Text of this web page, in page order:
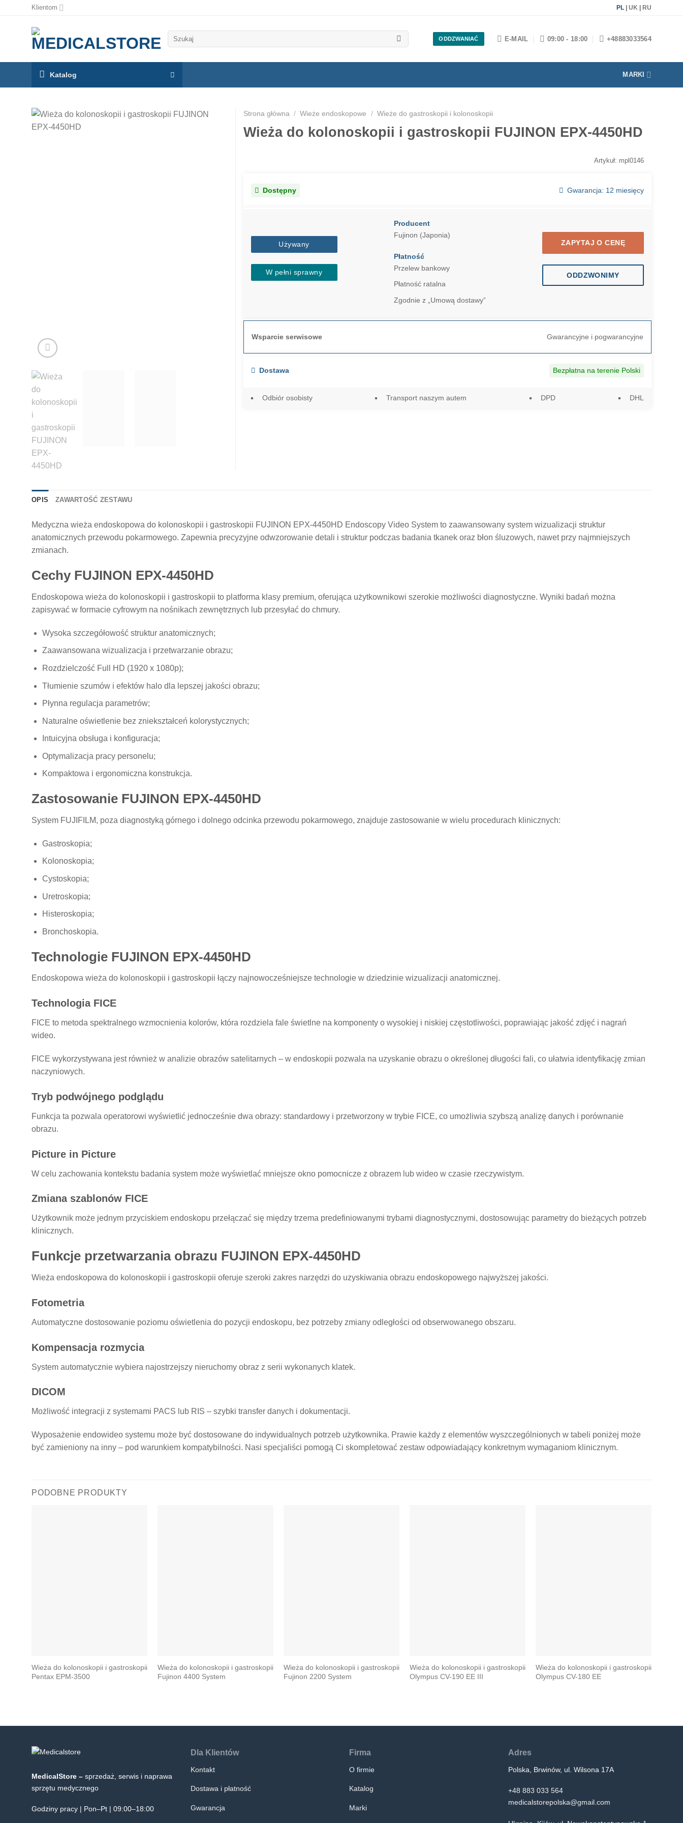
Klientom PL | UK | RU
Szukaj:
ODDZWANIAĆ E-MAIL 09:00 - 18:00 +48883033564
Katalog MARKI
Strona główna / Wieże endoskopowe / Wieże do gastroskopii i kolonoskopii
Wieża do kolonoskopii i gastroskopii FUJINON EPX-4450HD
Artykuł: mpl0146
Dostępny Gwarancja: 12 miesięcy
Używany
W pełni sprawny
Producent
Fujinon (Japonia)
Płatność
Przelew bankowy
Płatność ratalna
Zgodnie z „Umową dostawy”
ZAPYTAJ O CENĘ
ODDZWONIMY
Wsparcie serwisowe Gwarancyjne i pogwarancyjne
Dostawa Bezpłatna na terenie Polski
Odbiór osobisty Transport naszym autem DPD DHL
OPIS ZAWARTOŚĆ ZESTAWU
Medyczna wieża endoskopowa do kolonoskopii i gastroskopii FUJINON EPX-4450HD Endoscopy Video System to zaawansowany system wizualizacji struktur
anatomicznych przewodu pokarmowego. Zapewnia precyzyjne odwzorowanie detali i struktur podczas badania tkanek oraz błon śluzowych, nawet przy najmniejszych
zmianach.
Cechy FUJINON EPX-4450HD
Endoskopowa wieża do kolonoskopii i gastroskopii to platforma klasy premium, oferująca użytkownikowi szerokie możliwości diagnostyczne. Wyniki badań można
zapisywać w formacie cyfrowym na nośnikach zewnętrznych lub przesyłać do chmury.
Wysoka szczegółowość struktur anatomicznych;
Zaawansowana wizualizacja i przetwarzanie obrazu;
Rozdzielczość Full HD (1920 x 1080p);
Tłumienie szumów i efektów halo dla lepszej jakości obrazu;
Płynna regulacja parametrów;
Naturalne oświetlenie bez zniekształceń kolorystycznych;
Intuicyjna obsługa i konfiguracja;
Optymalizacja pracy personelu;
Kompaktowa i ergonomiczna konstrukcja.
Zastosowanie FUJINON EPX-4450HD
System FUJIFILM, poza diagnostyką górnego i dolnego odcinka przewodu pokarmowego, znajduje zastosowanie w wielu procedurach klinicznych:
Gastroskopia;
Kolonoskopia;
Cystoskopia;
Uretroskopia;
Histeroskopia;
Bronchoskopia.
Technologie FUJINON EPX-4450HD
Endoskopowa wieża do kolonoskopii i gastroskopii łączy najnowocześniejsze technologie w dziedzinie wizualizacji anatomicznej.
Technologia FICE
FICE to metoda spektralnego wzmocnienia kolorów, która rozdziela fale świetlne na komponenty o wysokiej i niskiej częstotliwości, poprawiając jakość zdjęć i nagrań
wideo.
FICE wykorzystywana jest również w analizie obrazów satelitarnych – w endoskopii pozwala na uzyskanie obrazu o określonej długości fali, co ułatwia identyfikację zmian
naczyniowych.
Tryb podwójnego podglądu
Funkcja ta pozwala operatorowi wyświetlić jednocześnie dwa obrazy: standardowy i przetworzony w trybie FICE, co umożliwia szybszą analizę danych i porównanie
obrazu.
Picture in Picture
W celu zachowania kontekstu badania system może wyświetlać mniejsze okno pomocnicze z obrazem lub wideo w czasie rzeczywistym.
Zmiana szablonów FICE
Użytkownik może jednym przyciskiem endoskopu przełączać się między trzema predefiniowanymi trybami diagnostycznymi, dostosowując parametry do bieżących potrzeb
klinicznych.
Funkcje przetwarzania obrazu FUJINON EPX-4450HD
Wieża endoskopowa do kolonoskopii i gastroskopii oferuje szeroki zakres narzędzi do uzyskiwania obrazu endoskopowego najwyższej jakości.
Fotometria
Automatyczne dostosowanie poziomu oświetlenia do pozycji endoskopu, bez potrzeby zmiany odległości od obserwowanego obszaru.
Kompensacja rozmycia
System automatycznie wybiera najostrzejszy nieruchomy obraz z serii wykonanych klatek.
DICOM
Możliwość integracji z systemami PACS lub RIS – szybki transfer danych i dokumentacji.
Wyposażenie endowideo systemu może być dostosowane do indywidualnych potrzeb użytkownika. Prawie każdy z elementów wyszczególnionych w tabeli poniżej może
być zamieniony na inny – pod warunkiem kompatybilności. Nasi specjaliści pomogą Ci skompletować zestaw odpowiadający konkretnym wymaganiom klinicznym.
PODOBNE PRODUKTY
Wieża do kolonoskopii i gastroskopii
Pentax EPM-3500
Wieża do kolonoskopii i gastroskopii
Fujinon 4400 System
Wieża do kolonoskopii i gastroskopii
Fujinon 2200 System
Wieża do kolonoskopii i gastroskopii
Olympus CV-190 EE III
Wieża do kolonoskopii i gastroskopii
Olympus CV-180 EE
MedicalStore – sprzedaż, serwis i naprawa
sprzętu medycznego
Godziny pracy | Pon–Pt | 09:00–18:00
Dla Klientów
Kontakt
Dostawa i płatność
Gwarancja
Firma
O firmie
Katalog
Marki
Adres
Polska, Brwinów, ul. Wilsona 17A
+48 883 033 564
medicalstorepolska@gmail.com